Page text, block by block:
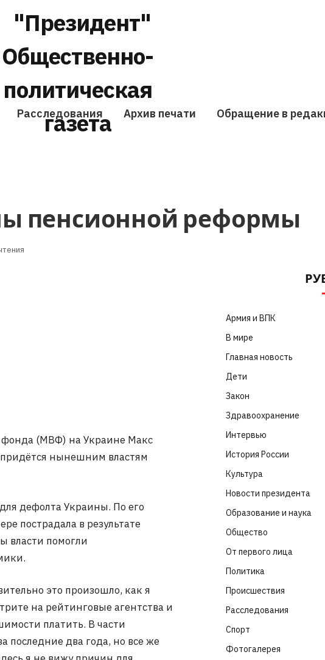
Расследования Архив печати Обращение в
пенсионной реформы
фонда (МВФ) на Украине Макс
придётся нынешним властям
дефолта Украины. По его
пострадала в результате
власти помогли
это произошло, как я
на рейтинговые агентства и
платить. В части
последние два года, но все же
Армия и ВПК
В мире
Главная новость
Дети
Закон
Здравоохранение
Интервью
История России
Культура
Новости президента
Образование и наука
Общество
От первого лица
Политика
Происшествия
Расследования
Спорт
Фотогалерея